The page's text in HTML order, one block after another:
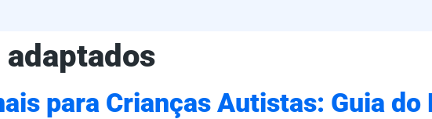
para Crianças Autistas: Guia do